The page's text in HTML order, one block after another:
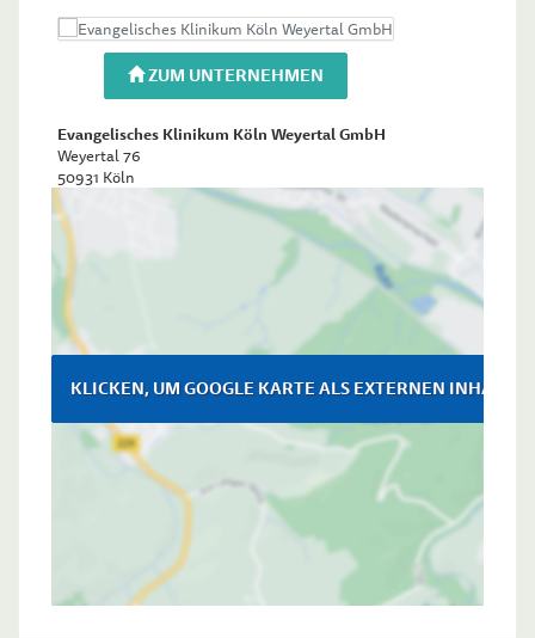
ZUM UNTERNEHMEN
Evangelisches Klinikum Köln Weyertal GmbH
Weyertal 76
50931 Köln
KLICKEN, UM GOOGLE KARTE ALS EXTERNEN INHALT